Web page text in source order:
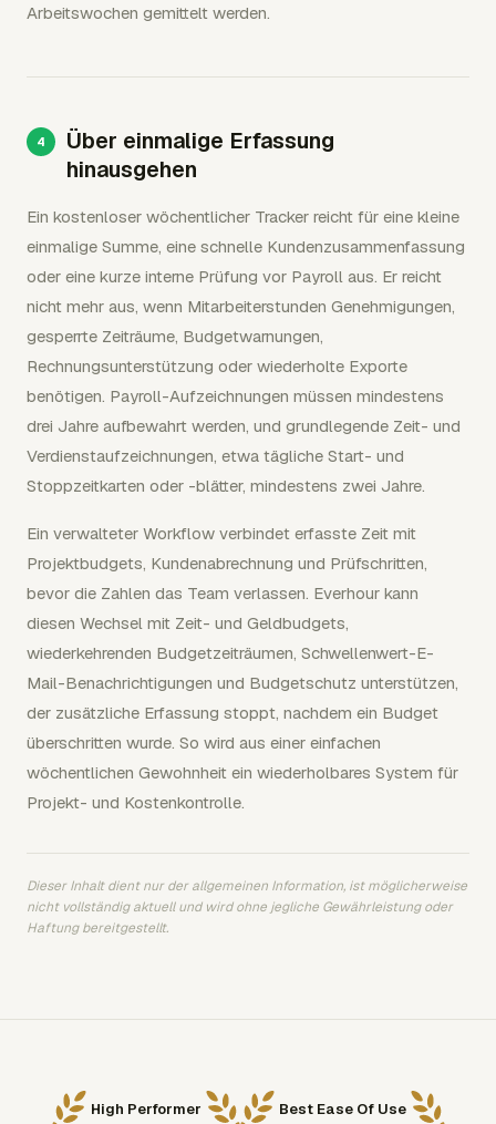
Arbeitswochen gemittelt werden.
Über einmalige Erfassung
hinausgehen
Ein kostenloser wöchentlicher Tracker reicht für eine kleine
einmalige Summe, eine schnelle Kundenzusammenfassung
oder eine kurze interne Prüfung vor Payroll aus. Er reicht
nicht mehr aus, wenn Mitarbeiterstunden Genehmigungen,
gesperrte Zeiträume, Budgetwarnungen,
Rechnungsunterstützung oder wiederholte Exporte
benötigen. Payroll-Aufzeichnungen müssen mindestens
drei Jahre aufbewahrt werden, und grundlegende Zeit- und
Verdienstaufzeichnungen, etwa tägliche Start- und
Stoppzeitkarten oder -blätter, mindestens zwei Jahre.
Ein verwalteter Workflow verbindet erfasste Zeit mit
Projektbudgets, Kundenabrechnung und Prüfschritten,
bevor die Zahlen das Team verlassen. Everhour kann
diesen Wechsel mit Zeit- und Geldbudgets,
wiederkehrenden Budgetzeiträumen, Schwellenwert-E-
Mail-Benachrichtigungen und Budgetschutz unterstützen,
der zusätzliche Erfassung stoppt, nachdem ein Budget
überschritten wurde. So wird aus einer einfachen
wöchentlichen Gewohnheit ein wiederholbares System für
Projekt- und Kostenkontrolle.
Dieser Inhalt dient nur der allgemeinen Information, ist möglicherweise
nicht vollständig aktuell und wird ohne jegliche Gewährleistung oder
Haftung bereitgestellt.
High Performer Best Ease Of Use